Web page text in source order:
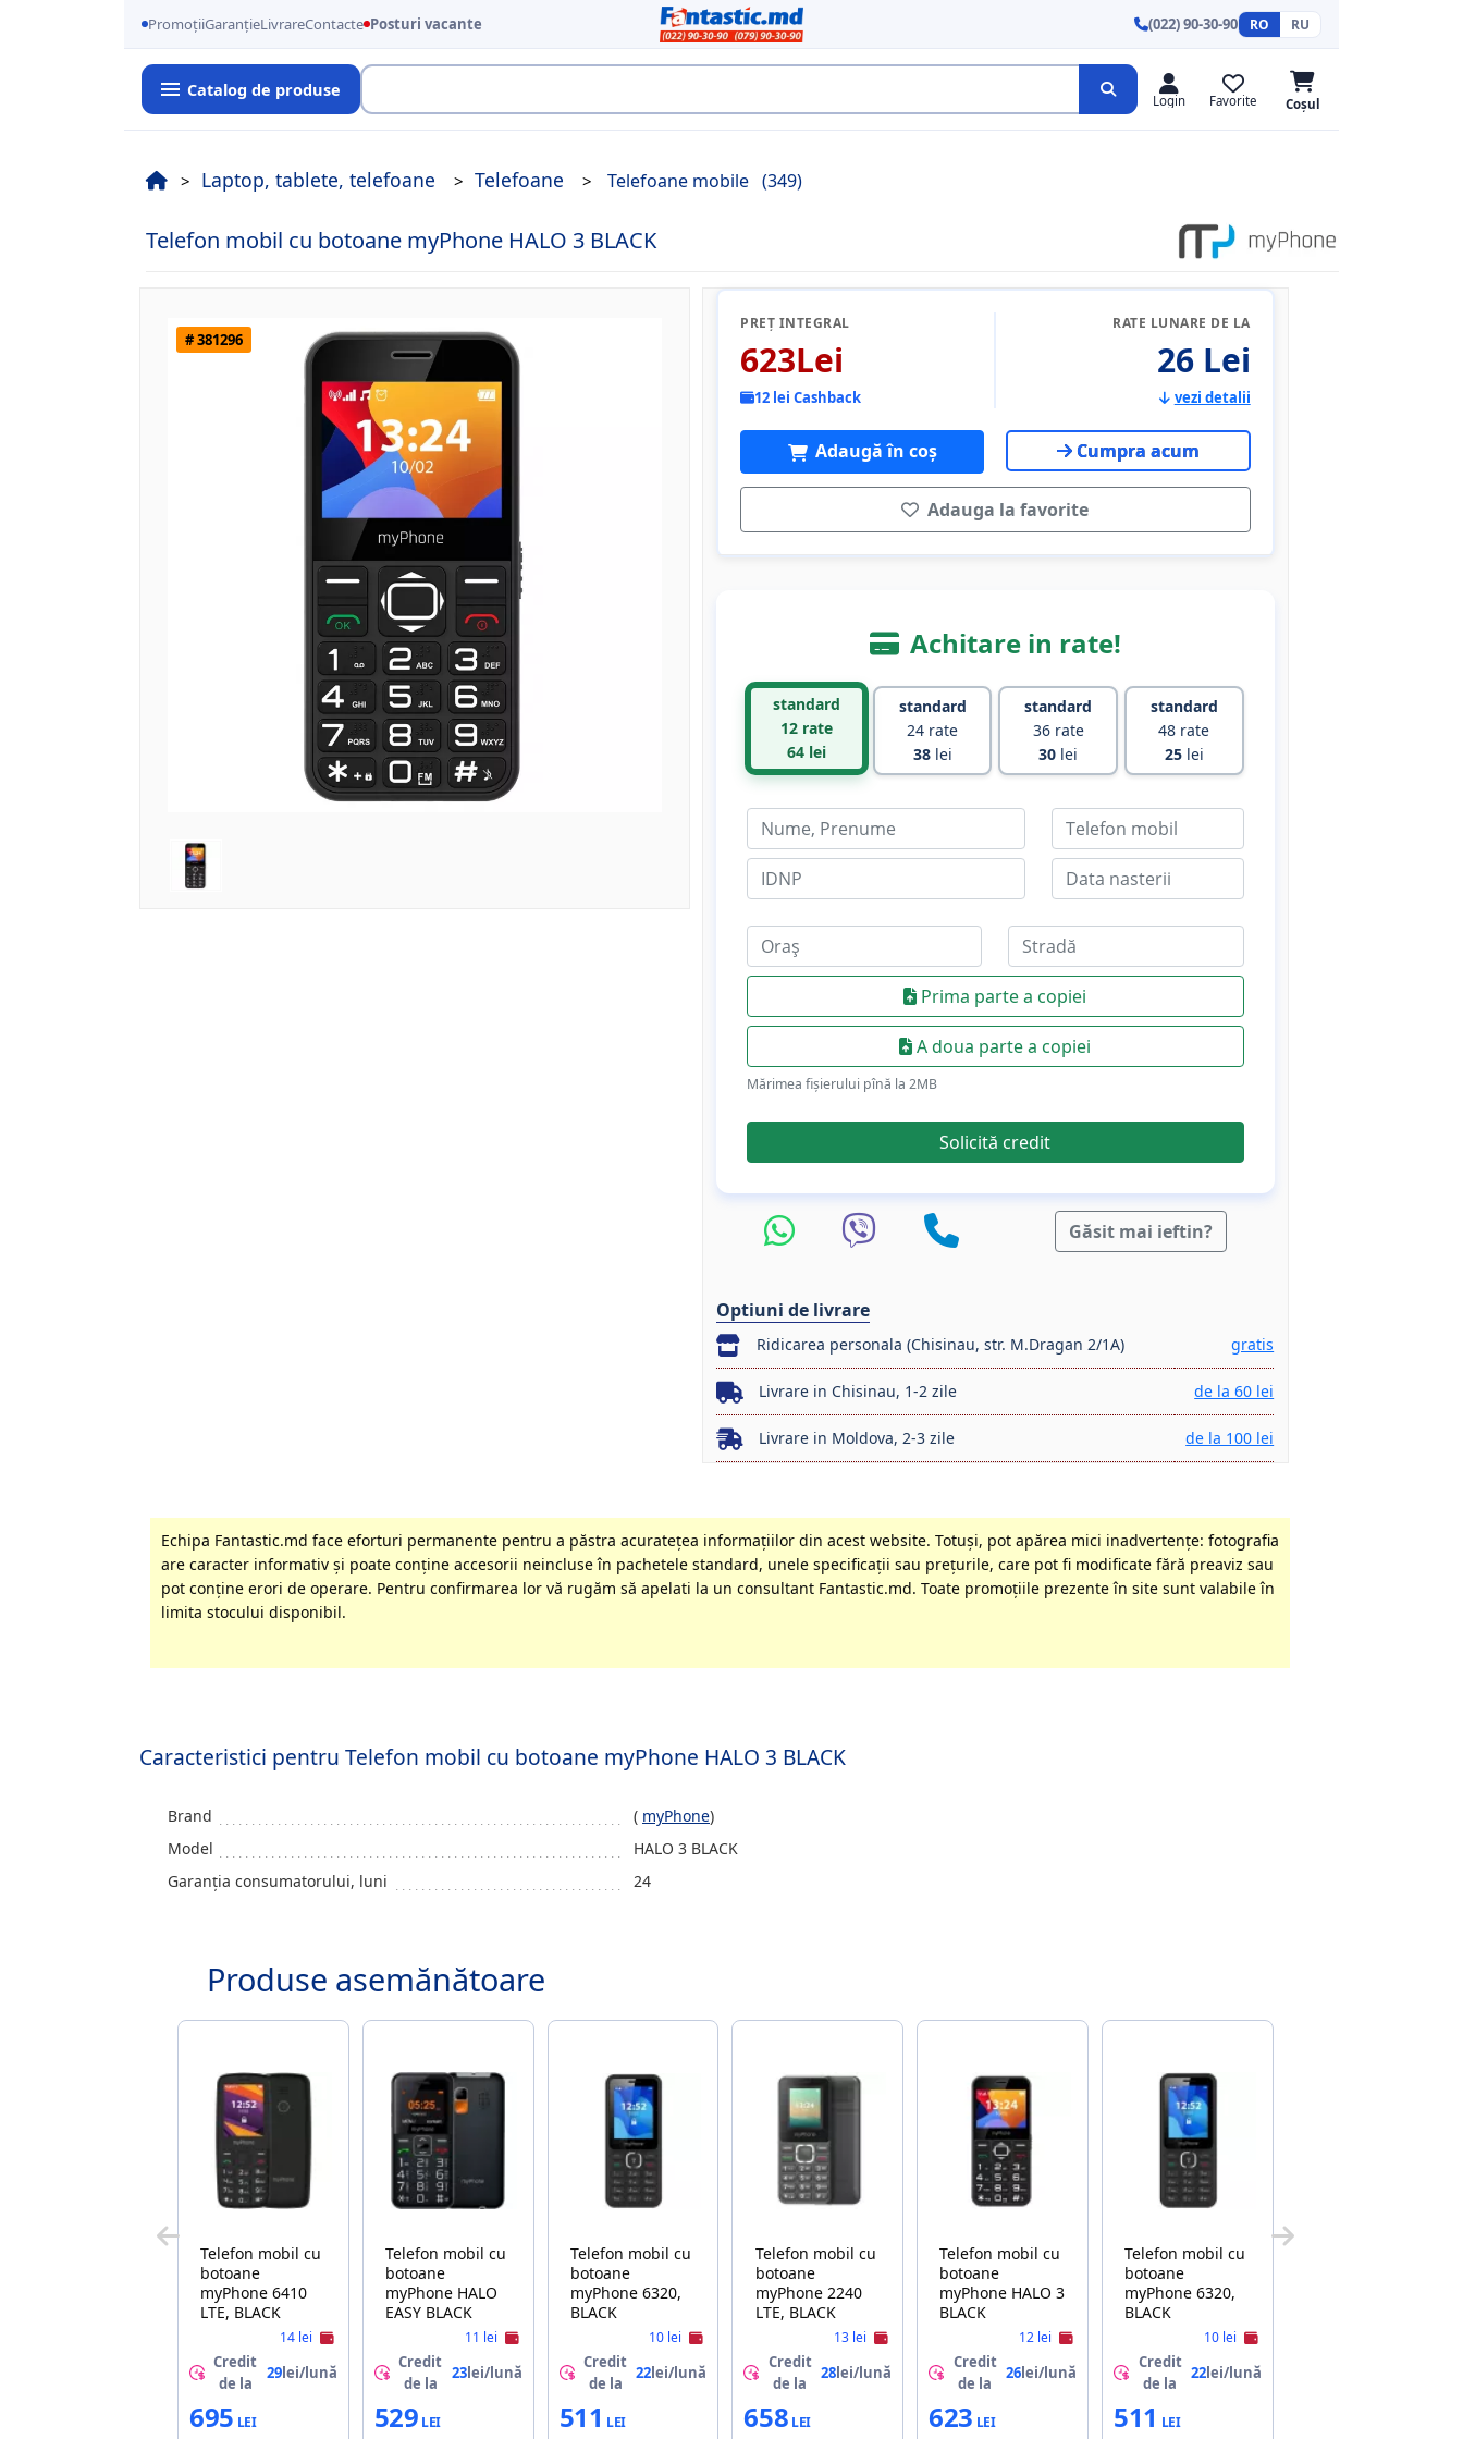
PromoțiiGaranțieLivrareContacte Posturi vacante (022) 90-30-90 RO RU
Catalog de produse
Login Favorite Coșul
Laptop, tablete, telefoane Telefoane Telefoane mobile (349)
Telefon mobil cu botoane myPhone HALO 3 BLACK
# 381296
PREȚ INTEGRAL
623Lei
12 lei Cashback
RATE LUNARE DE LA
26 Lei
vezi detalii
Adaugă în coș Cumpra acum
Adauga la favorite
Achitare in rate!
standard
12 rate
64lei
standard
24 rate
38lei
standard
36 rate
30 lei
standard
48 rate
25lei
Prima parte a copiei
A doua parte a copiei
Mărimea fișierului pînă la 2МB
Solicită credit
Găsit mai ieftin?
Optiuni de livrare
Ridicarea personala (Chisinau, str. M.Dragan 2/1A) gratis
Livrare in Chisinau, 1-2 zile de la 60 lei
Livrare in Moldova, 2-3 zile de la 100 lei
Echipa Fantastic.md face eforturi permanente pentru a păstra acurateţea informaţiilor din acest website. Totuși, pot apărea mici inadvertenţe: fotografia
are caracter informativ şi poate conţine accesorii neincluse în pachetele standard, unele specificaţii sau preţurile, care pot fi modificate fără preaviz sau
pot conţine erori de operare. Pentru confirmarea lor vă rugăm să apelati la un consultant Fantastic.md. Toate promoţiile prezente în site sunt valabile în
limita stocului disponibil.
Caracteristici pentru Telefon mobil cu botoane myPhone HALO 3 BLACK
Brand ( myPhone)
Model
HALO 3 BLACK
Garanția consumatorului, luni
24
Produse asemănătoare
Telefon mobil cu
botoane
myPhone 6410
LTE, BLACK
14 lei
Credit
de la
29lei/lună
695
Telefon mobil cu
botoane
myPhone HALO
EASY BLACK
11 lei
Credit
de la
23lei/lună
529
Telefon mobil cu
botoane
myPhone 6320,
BLACK
10 lei
Credit
de la
22lei/lună
511
Telefon mobil cu
botoane
myPhone 2240
LTE, BLACK
13 lei
Credit
de la
28lei/lună
658
Telefon mobil cu
botoane
myPhone HALO 3
BLACK
12 lei
Credit
de la
26lei/lună
623
Telefon mobil cu
botoane
myPhone 6320,
BLACK
10 lei
Credit
de la
22lei/lună
511